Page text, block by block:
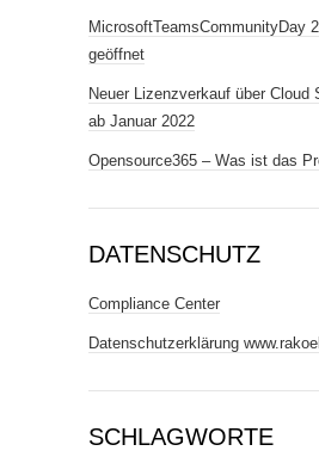
MicrosoftTeamsCommunityDay
geöffnet
Neuer Lizenzverkauf über Cloud
ab Januar 2022
Opensource365 – Was ist das
DATENSCHUTZ
Compliance Center
Datenschutzerklärung
SCHLAGWORTE